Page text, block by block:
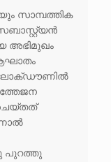
സാമ്പത്തിക
അഭിമുഖം
ലോക്ഡൗണിൽ
പുറത്തു